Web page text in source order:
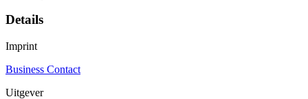
Details
Imprint
Business Contact
Uitgever